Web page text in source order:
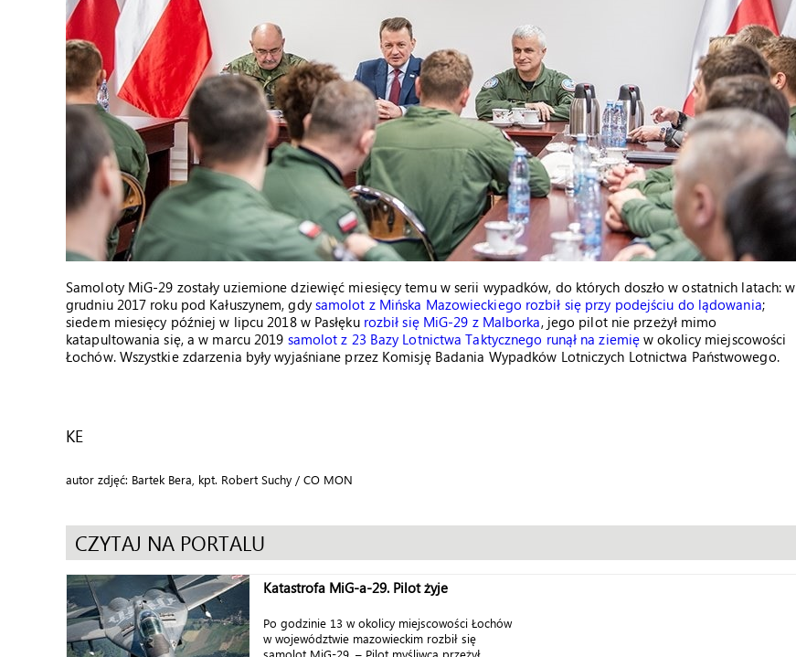
Samoloty MiG-29 zostały uziemione dziewięć miesięcy temu w serii wypadków, do których doszło w ostatnich latach: w
grudniu 2017 roku pod Kałuszynem, gdy samolot z Mińska Mazowieckiego rozbił się przy podejściu do lądowania;
siedem miesięcy później w lipcu 2018 w Pasłęku rozbił się MiG-29 z Malborka, jego pilot nie przeżył mimo
katapultowania się, a w marcu 2019 samolot z 23 Bazy Lotnictwa Taktycznego runął na ziemię w okolicy miejscowości
Łochów. Wszystkie zdarzenia były wyjaśniane przez Komisję Badania Wypadków Lotniczych Lotnictwa Państwowego.
KE
autor zdjęć: Bartek Bera, kpt. Robert Suchy / CO MON
CZYTAJ NA PORTALU
Katastrofa MiG-a-29. Pilot żyje
Po godzinie 13 w okolicy miejscowości Łochów
w województwie mazowieckim rozbił się
samolot MiG-29. – Pilot myśliwca przeżył